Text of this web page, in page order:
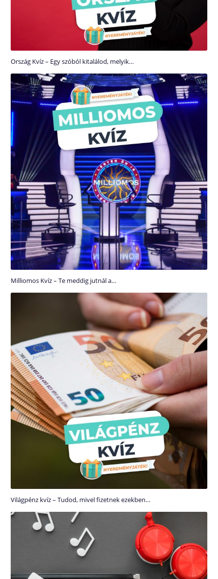
Ország Kvíz – Egy szóból kitalálod, melyik…
Milliomos Kvíz – Te meddig jutnál a…
Világpénz kvíz – Tudod, mivel fizetnek ezekben…